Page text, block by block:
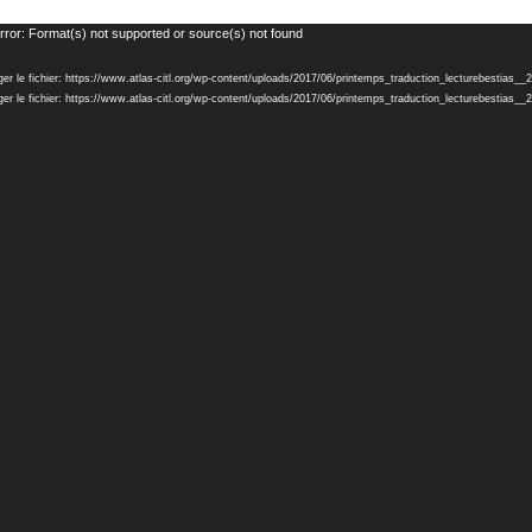
Format(s) not supported or source(s) not found
le fichier: https://www.atlas-citl.org/wp-content/uploads/2017/06/
le fichier: https://www.atlas-citl.org/wp-content/uploads/2017/06/